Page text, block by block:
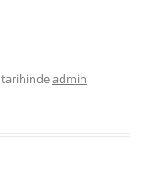
tarihindeadmin